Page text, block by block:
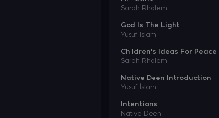
Sarah Rhalem
God Is The Light
Yusuf İslam
Children's Ideas For Peace
Sarah Rhalem
Native Deen Introduction
Yusuf İslam
Intentions
Native Deen